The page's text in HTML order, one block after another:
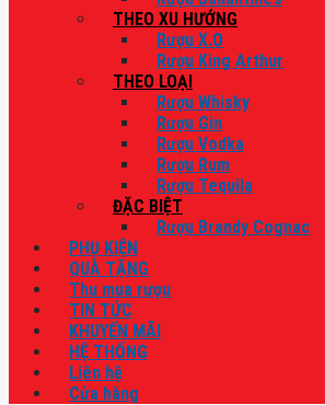
THEO XU HƯỚNG
Rượu X.O
Rượu King Arthur
THEO LOẠI
Rượu Whisky
Rượu Gin
Rượu Vodka
Rượu Rum
Rượu Tequila
ĐẶC BIỆT
Rượu Brandy Cognac
PHỤ KIỆN
QUÀ TẶNG
Thu mua rượu
TIN TỨC
KHUYẾN MÃI
HỆ THỐNG
Liên hệ
Cửa hàng